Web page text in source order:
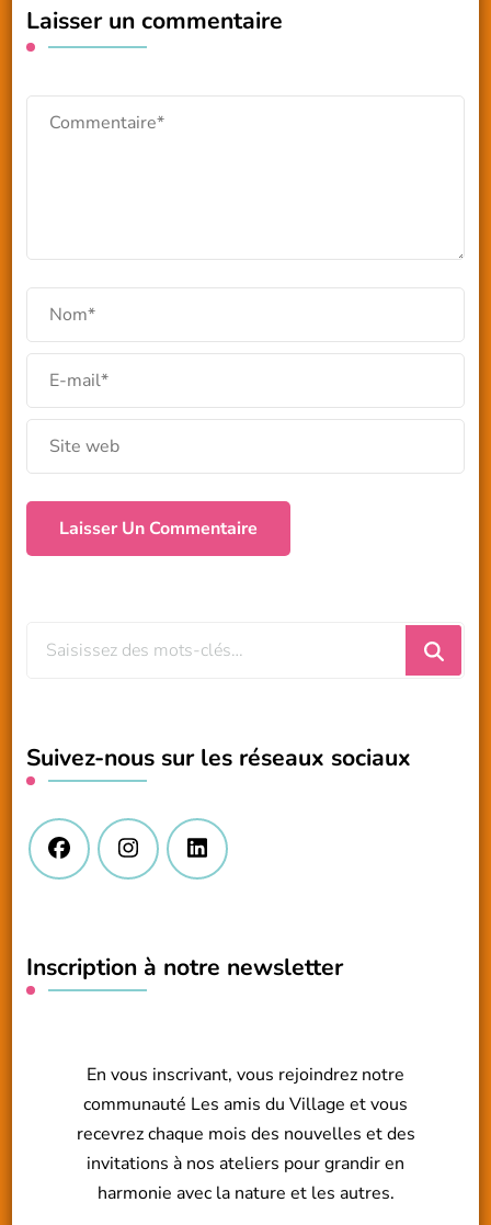
Laisser un commentaire
?
Suivez-nous sur les réseaux sociaux
Inscription à notre newsletter
En vous inscrivant, vous rejoindrez notre
communauté Les amis du Village et vous
recevrez chaque mois des nouvelles et des
invitations à nos ateliers pour grandir en
harmonie avec la nature et les autres.